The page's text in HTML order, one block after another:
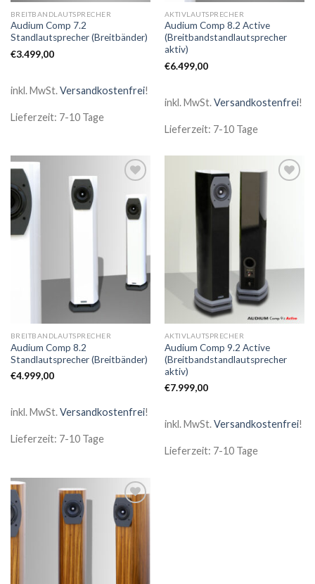
BREITBANDLAUTSPRECHER
Audium Comp 7.2
Standlautsprecher (Breitbänder)
€3.499,00
inkl. MwSt.Versandkostenfrei!
Lieferzeit: 7-10 Tage
AKTIVLAUTSPRECHER
Audium Comp 8.2 Active
(Breitbandstandlautsprecher
aktiv)
€6.499,00
inkl. MwSt.Versandkostenfrei!
Lieferzeit: 7-10 Tage
Wunschliste
BREITBANDLAUTSPRECHER
Audium Comp 8.2
Standlautsprecher (Breitbänder)
€4.999,00
inkl. MwSt.Versandkostenfrei!
Lieferzeit: 7-10 Tage
AKTIVLAUTSPRECHER
Audium Comp 9.2 Active
(Breitbandstandlautsprecher
aktiv)
€7.999,00
inkl. MwSt.Versandkostenfrei!
Lieferzeit: 7-10 Tage
Zur
Wunschliste